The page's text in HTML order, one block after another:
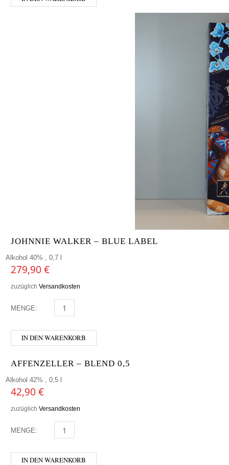
JOHNNIE WALKER – BLUE LABEL
Alkohol 40% , 0,7 l
279,90 €
zuzüglich Versandkosten
MENGE: JOHNNIE WALKER - BLUE LABEL MENGE
IN DEN WARENKORB
AFFENZELLER – BLEND 0,5
Alkohol 42% , 0,5 l
42,90 €
zuzüglich Versandkosten
MENGE: AFFENZELLER - BLEND 0,5 MENGE
IN DEN WARENKORB